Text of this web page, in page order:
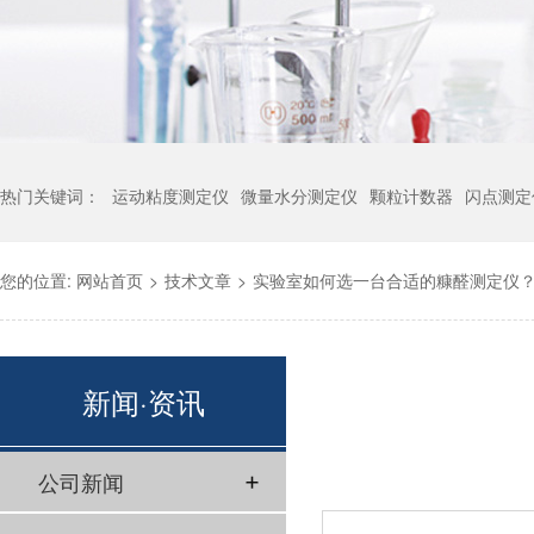
热门关键词： 运动粘度测定仪 微量水分测定仪 颗粒计数器 闪点测
您的位置: 网站首页 > 技术文章 > 实验室如何选一台合适的糠醛测定仪
新闻·资讯
公司新闻